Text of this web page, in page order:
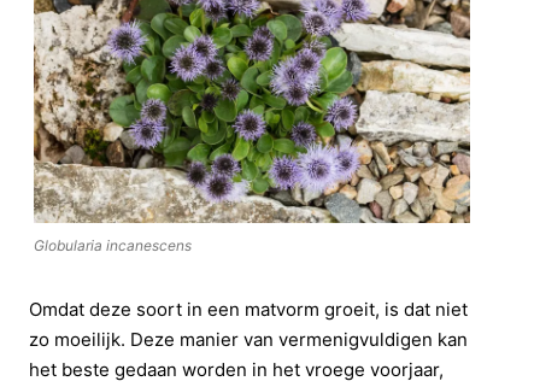
Globularia incanescens
Omdat deze soort in een matvorm groeit, is dat niet
zo moeilijk. Deze manier van vermenigvuldigen kan
het beste gedaan worden in het vroege voorjaar,